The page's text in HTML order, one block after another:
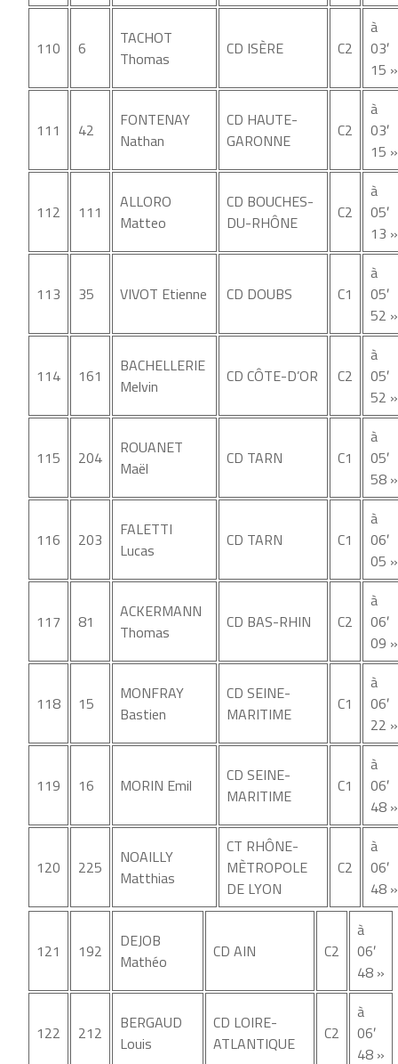
110 6
TACHOT
Thomas
CD ISÈRE C2
à
03′
15 »
111 42
FONTENAY
Nathan
CD HAUTE-
GARONNE
C2
à
03′
15 »
112 111
ALLORO
Matteo
CD BOUCHES-
DU-RHÔNE
C2
à
05′
13 »
113 35 VIVOT Etienne CD DOUBS C1
à
05′
52 »
114 161
BACHELLERIE
Melvin
CD CÔTE-D’OR C2
à
05′
52 »
115 204
ROUANET
Maël
CD TARN C1
à
05′
58 »
116 203
FALETTI
Lucas
CD TARN C1
à
06′
05 »
117 81
ACKERMANN
Thomas
CD BAS-RHIN C2
à
06′
09 »
118 15
MONFRAY
Bastien
CD SEINE-
MARITIME
C1
à
06′
22 »
119 16 MORIN Emil
CD SEINE-
MARITIME
C1
à
06′
48 »
120 225
NOAILLY
Matthias
CT RHÔNE-
MÈTROPOLE
DE LYON
C2
à
06′
48 »
121 192
DEJOB
Mathéo
CD AIN C2
à
06′
48 »
122 212
BERGAUD
Louis
CD LOIRE-
ATLANTIQUE
C2
à
06′
48 »